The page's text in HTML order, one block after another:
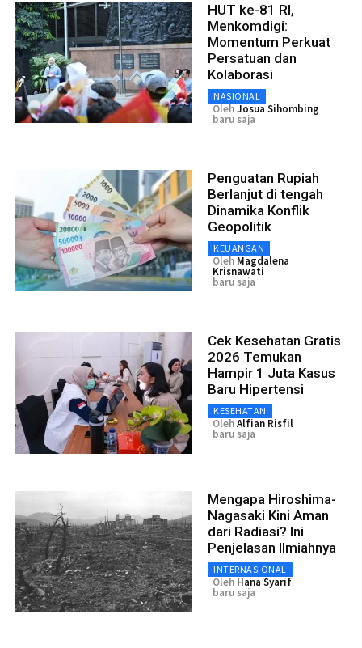
HUT ke-81 RI,
Menkomdigi:
Momentum Perkuat
Persatuan dan
Kolaborasi
NASIONAL
OlehJosua Sihombing
baru saja
Penguatan Rupiah
Berlanjut di tengah
Dinamika Konflik
Geopolitik
KEUANGAN
Oleh Magdalena
Krisnawati
baru saja
Cek Kesehatan Gratis
2026 Temukan
Hampir 1 Juta Kasus
Baru Hipertensi
KESEHATAN
OlehAlfian Risfil
baru saja
Mengapa Hiroshima-
Nagasaki Kini Aman
dari Radiasi? Ini
Penjelasan Ilmiahnya
INTERNASIONAL
Oleh Hana Syarif
baru saja